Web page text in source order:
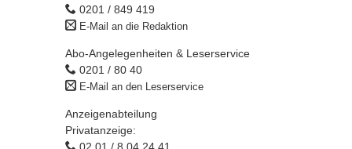
0201 / 849 419
E-Mail an die Redaktion
Abo-Angelegenheiten & Leserservice
0201 / 80 40
E-Mail an den Leserservice
Anzeigenabteilung
Privatanzeige: